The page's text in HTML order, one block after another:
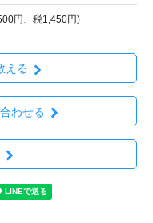
円、税1,450円)
える
わせる